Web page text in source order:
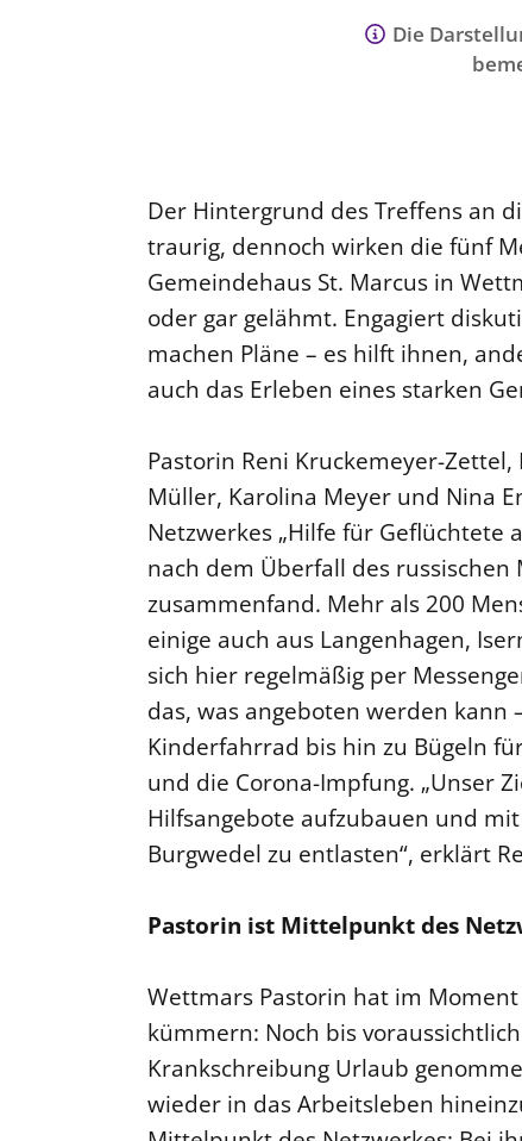
Die
Der Hintergrund des Treffens an
traurig, dennoch wirken die fünf
Gemeindehaus St. Marcus in
oder gar gelähmt. Engagiert
machen Pläne – es hilft ihnen,
auch das Erleben eines starken
Pastorin Reni Kruckemeyer-
Müller, Karolina Meyer und Nina
Netzwerkes „Hilfe für Geflüchtete
nach dem Überfall des
zusammenfand. Mehr als 200
einige auch aus Langenhagen,
sich hier regelmäßig per
das, was angeboten werden kann
Kinderfahrrad bis hin zu Bügeln
und die Corona-Impfung. „Unser
Hilfsangebote aufzubauen und
Burgwedel zu entlasten“, erklärt
Pastorin ist Mittelpunkt des
Wettmars Pastorin hat im
kümmern: Noch bis
Krankschreibung Urlaub
wieder in das Arbeitsleben